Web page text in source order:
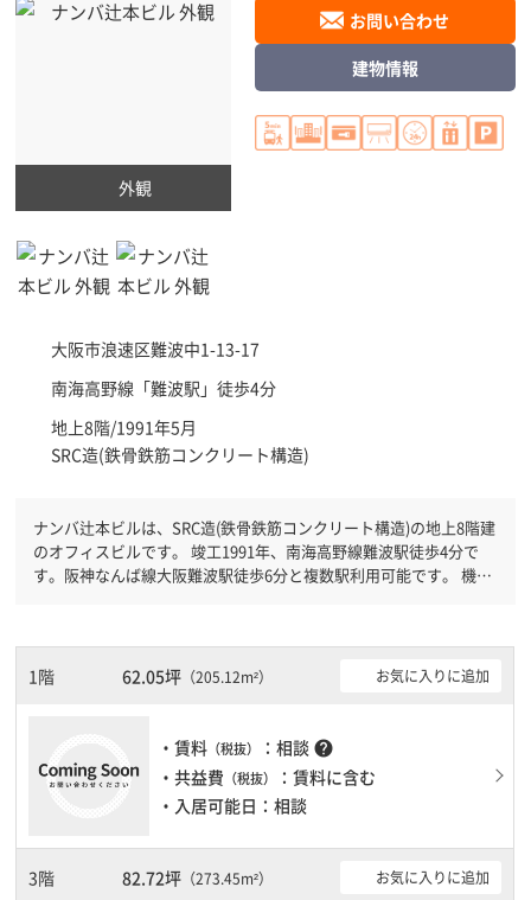
外観
大阪市浪速区難波中1-13-17
南海高野線「難波駅 」徒歩4分
地上8階/1991年5月
SRC造(鉄骨鉄筋コンクリート構造)
お問い合わせ
建物情報
ナンバ辻本ビルは、SRC造(鉄骨鉄筋コンクリート構造)の地上8階建
のオフィスビルです。 竣工1991年、南海高野線難波駅徒歩4分で
す。阪神なんば線大阪難波駅徒歩6分と複数駅利用可能です。 機械
す。土日・祝日も利用可能になりますので時間帯を気にせず利用で
きます。駐車場もありますので、車を利用されるお客様には使いや
すいです。１フロア２００坪以上ある大規模ビルです。ＥＶが複数
1階 62.05坪 （205.12m²） お気に入りに追加
・賃料 （税抜） ：相談 help
・共益費 （税抜）
：賃料に含む
・入居可能日：相談
3階 82.72坪 （273.45m²） お気に入りに追加